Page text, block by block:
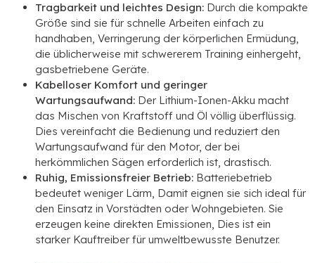
Tragbarkeit und leichtes Design: Durch die kompakte
Größe sind sie für schnelle Arbeiten einfach zu
handhaben, Verringerung der körperlichen Ermüdung,
die üblicherweise mit schwererem Training einhergeht,
gasbetriebene Geräte.
Kabelloser Komfort und geringer
Wartungsaufwand: Der Lithium-Ionen-Akku macht
das Mischen von Kraftstoff und Öl völlig überflüssig.
Dies vereinfacht die Bedienung und reduziert den
Wartungsaufwand für den Motor, der bei
herkömmlichen Sägen erforderlich ist, drastisch.
Ruhig, Emissionsfreier Betrieb: Batteriebetrieb
bedeutet weniger Lärm, Damit eignen sie sich ideal für
den Einsatz in Vorstädten oder Wohngebieten. Sie
erzeugen keine direkten Emissionen, Dies ist ein
starker Kauftreiber für umweltbewusste Benutzer.